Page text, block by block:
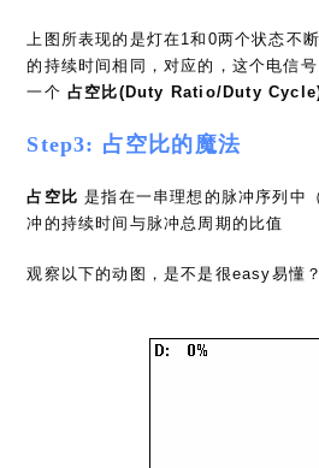
上图所表现的是灯在1和0两个状态不
的持续时间相同，对应的，这个电信
一个占空比(Duty Ratio/Duty
Step3: 占空比的魔法
占空比 是指在一串理想的脉冲序列中
冲的持续时间与脉冲总周期的比值
观察以下的动图，是不是很easy易懂